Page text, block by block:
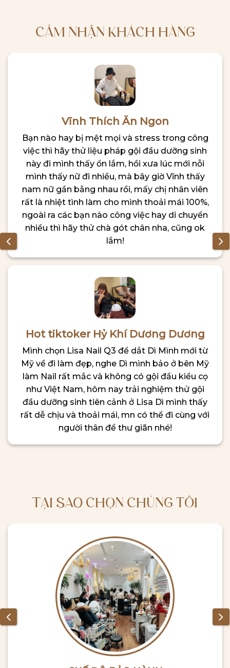
CẢM NHẬN KHÁCH HÀNG
Vĩnh Thích Ăn Ngon
Bạn nào hay bị mệt mọi và stress trong công
việc thì hãy thử liệu pháp gội đầu dưỡng sinh
này đi mình thấy ổn lắm, hồi xưa lúc mới nỗi
mình thấy nữ đi nhiều, mà bây giờ Vĩnh thấy
nam nữ gần bằng nhau rồi, mấy chị nhân viên
rất là nhiệt tình làm cho mình thoải mái 100%,
ngoài ra các bạn nào công việc hay di chuyển
nhiều thì hãy thử chà gót chân nha, cũng ok
lắm!
Hot tiktoker Hỷ Khí Dương Dương
Mình chọn Lisa Nail Q3 để dắt Dì Mình mới từ
Mỹ về đi làm đẹp, nghe Dì mình bảo ở bên Mỹ
làm Nail rất mắc và không có gội đầu kiểu cọ
như Việt Nam, hôm nay trải nghiệm thử gội
đầu dưỡng sinh tiên cảnh ở Lisa Dì mình thấy
rất dễ chịu và thoải mái, mn có thể đi cùng với
người thân để thư giãn nhé!
TẠI SAO CHỌN CHÚNG TÔI